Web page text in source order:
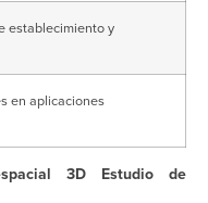
establecimiento y
en aplicaciones
3D Estudio de